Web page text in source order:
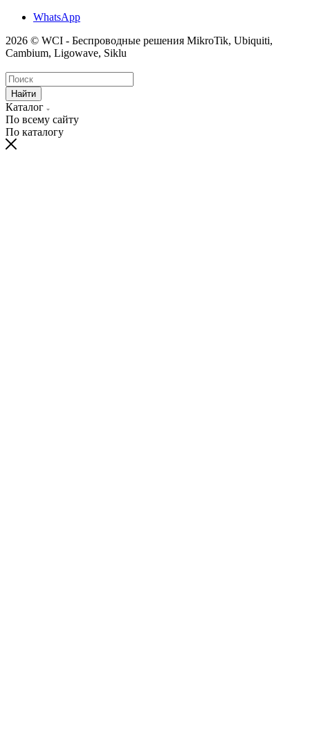
WhatsApp
2026 © WCI - Беспроводные решения MikroTik, Ubiquiti,
Cambium, Ligowave, Siklu
Найти
Каталог
По всему сайту
По каталогу